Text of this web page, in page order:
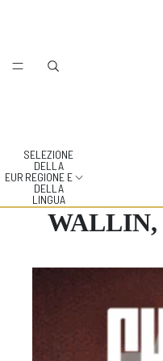
EUR
SELEZIONE
DELLA
REGIONE E
DELLA
LINGUA
WALLIN,